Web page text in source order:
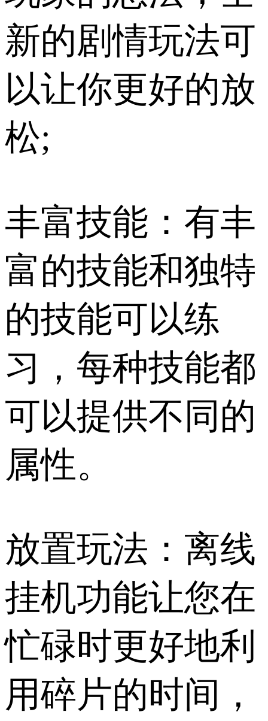
新的剧情玩法可
以让你更好的放
松;
丰富技能：有丰
富的技能和独特
的技能可以练
习，每种技能都
可以提供不同的
属性。
放置玩法：离线
挂机功能让您在
忙碌时更好地利
用碎片的时间，